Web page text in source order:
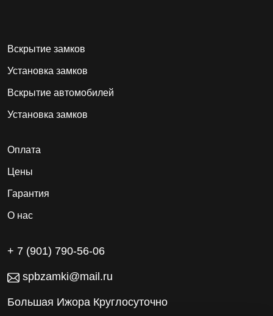
Вскрытие замков
Установка замков
Вскрытие автомобилей
Установка замков
Оплата
Цены
Гарантия
О нас
+ 7 (901) 790-56-06
spbzamki@mail.ru
Большая Ижора Круглосуточно